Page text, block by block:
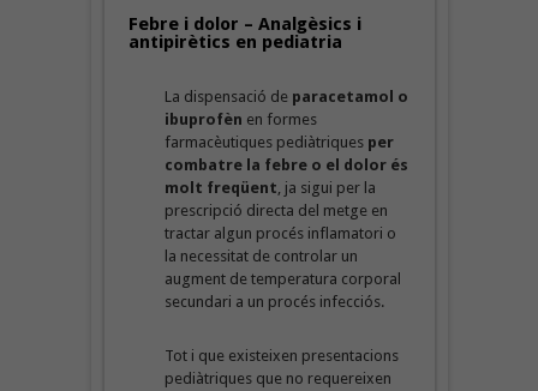
Febre i dolor – Analgèsics i
antipirètics en pediatria
La dispensació de paracetamol o
ibuprofèn en formes
farmacèutiques pediàtriques per
combatre la febre o el dolor és
molt freqüent, ja sigui per la
prescripció directa del metge en
tractar algun procés inflamatori o
la necessitat de controlar un
augment de temperatura corporal
secundari a un procés infecciós.
Tot i que existeixen presentacions
pediàtriques que no requereixen